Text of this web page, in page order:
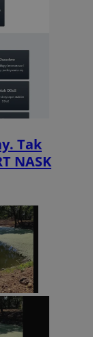
Tak
NASK